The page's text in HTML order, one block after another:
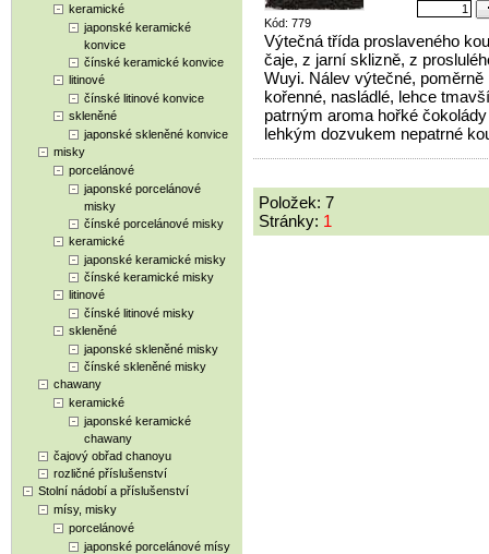
keramické
japonské keramické
konvice
čínské keramické konvice
litinové
čínské litinové konvice
skleněné
japonské skleněné konvice
misky
porcelánové
japonské porcelánové
misky
čínské porcelánové misky
keramické
japonské keramické misky
čínské keramické misky
litinové
čínské litinové misky
skleněné
japonské skleněné misky
čínské skleněné misky
chawany
keramické
japonské keramické
chawany
čajový obřad chanoyu
rozličné příslušenství
Stolní nádobí a příslušenství
mísy, misky
porcelánové
japonské porcelánové mísy
Kód: 779
Výtečná třída proslaveného
čaje, z jarní sklizně, z
Wuyi. Nálev výtečné, poměrně
kořenné, nasládlé, lehce
patrným aroma hořké
lehkým dozvukem nepatrné
Položek: 7
Stránky: 1